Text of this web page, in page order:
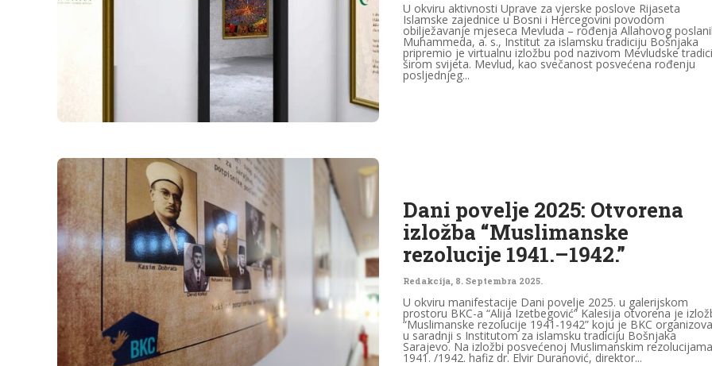
U okviru aktivnosti Uprave za vjerske poslove Rijaseta
Islamske zajednice u Bosni i Hercegovini povodom
obilježavanje mjeseca Mevluda – rođenja Allahovog
Muhammeda, a. s., Institut za islamsku tradiciju Bošnjaka
pripremio je virtualnu izložbu pod nazivom Mevludske
širom svijeta. Mevlud, kao svečanost posvećena rođenju
posljednjeg...
Dani povelje 2025: Otvorena
izložba “Muslimanske
rezolucije 1941.–1942.”
Redakcija 8. Septembra 2025.
U okviru manifestacije Dani povelje 2025. u galerijskom
prostoru BKC-a “Alija Izetbegović” Kalesija otvorena je
“Muslimanske rezolucije 1941-1942” koju je BKC
u saradnji s Institutom za islamsku tradiciju Bošnjaka
Sarajevo. Na izložbi posvećenoj Muslimanskim
1941. /1942. hafiz dr. Elvir Duranović, direktor...